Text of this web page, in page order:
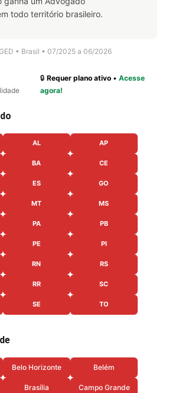
todo território brasileiro.
• Brasil • 07/2025 a 06/2026
🔒Requer plano ativo •Acesse
agora!
AL AP
BA CE
ES GO
MT MS
PA PB
PE PI
RN RS
RR SC
SE TO
Belo Horizonte Belém
Brasília Campo Grande